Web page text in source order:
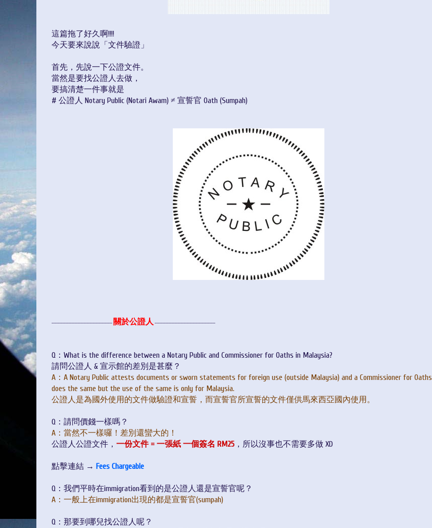
這篇拖了好久啊!!!!
今天要來說說「文件驗證」
首先，先說一下公證文件。
當然是要找公證人去做，
要搞清楚一件事就是
# 公證人 Notary Public (Notari Awam) ≠ 宣誓官 Oath (Sumpah)
---------------------------------------- 關於公證人 ----------------------------------------
Q：What is the difference between a Notary Public and Commissioner for Oaths in Malaysia?
請問公證人 & 宣示館的差別是甚麼？
A ：A Notary Public attests documents or sworn statements for foreign use (outside Malaysia) and a Commissioner for Oaths
does the same but the use of the same is only for Malaysia.
公證人是為國外使用的文件做驗證和宣誓，而宣誓官所宣誓的文件僅供馬來西亞國內使用。
Q：請問價錢一樣嗎？
A ：當然不一樣囉！差別還蠻大的！
公證人公證文件， 一份文件 = 一張紙 一個簽名 RM25 ，所以沒事也不需要多做 XD
點擊連結 → Fees Chargeable
Q：我們平時在immigration看到的是公證人還是宣誓官呢？
A ：一般上在immigration出現的都是宣誓官(sumpah)
Q：那要到哪兒找公證人呢？